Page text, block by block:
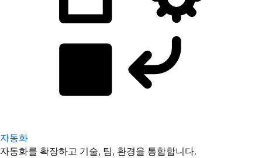
자동화
자동화를 확장하고 기술, 팀, 환경을 통합합니다.